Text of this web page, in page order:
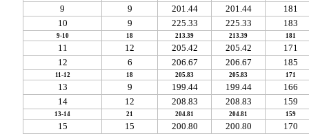
9
9 201.44 201.44
181
10
9 225.33 225.33 183
9-10 18 213.39 213.39 181
11 12 205.42 205.42
171
12
6 206.67 206.67 185
11-12 18 205.83 205.83 171
13 9 199.44 199.44
166
14
12 208.83 208.83 159
13-14 21 204.81 204.81 159
15 15 200.80 200.80
170